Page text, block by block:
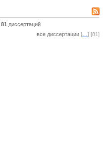
81 диссертаций
все диссертации [ ] [81]